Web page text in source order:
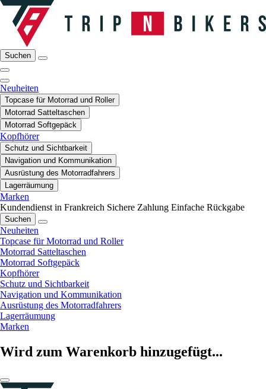
Suchen
Neuheiten
Topcase für Motorrad und Roller
Motorrad Satteltaschen
Motorrad Softgepäck
Kopfhörer
Schutz und Sichtbarkeit
Navigation und Kommunikation
Ausrüstung des Motorradfahrers
Lagerräumung
Marken
Kundendienst in Frankreich Sichere Zahlung Einfache Rückgabe
Suchen
Neuheiten
Topcase für Motorrad und Roller
Motorrad Satteltaschen
Motorrad Softgepäck
Kopfhörer
Schutz und Sichtbarkeit
Navigation und Kommunikation
Ausrüstung des Motorradfahrers
Lagerräumung
Marken
Wird zum Warenkorb hinzugefügt...